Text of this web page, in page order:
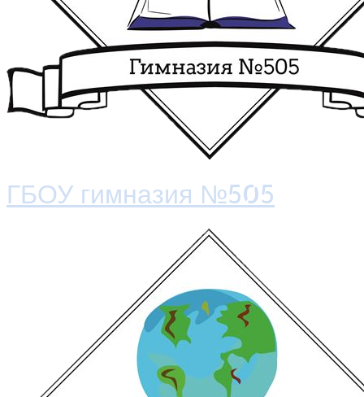
ГБОУ гимназия №505